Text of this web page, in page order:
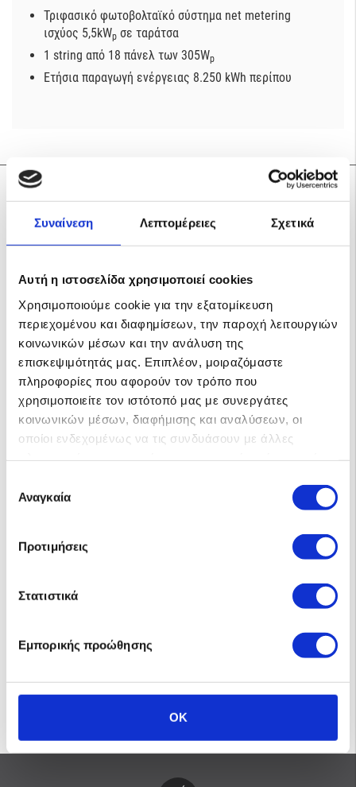
Συναίνεση Λεπτομέρειες Σχετικά
Αυτή η ιστοσελίδα χρησιμοποιεί cookies
Χρησιμοποιούμε cookie για την εξατομίκευση
περιεχομένου και διαφημίσεων, την παροχή λειτουργιών
κοινωνικών μέσων και την ανάλυση της
επισκεψιμότητάς μας. Επιπλέον, μοιραζόμαστε
πληροφορίες που αφορούν τον τρόπο που
χρησιμοποιείτε τον ιστότοπό μας με συνεργάτες
κοινωνικών μέσων, διαφήμισης και αναλύσεων, οι
οποίοι ενδεχομένως να τις συνδυάσουν με άλλες
των υπηρεσιών τους.
συγκατάθεσης
Αναγκαία
Προτιμήσεις
Στατιστικά
Εμπορικής προώθησης
OK
Τριφασικό φωτοβολταϊκό σύστημα net metering
ισχύος 5,5kWp σε ταράτσα
1 string από 18 πάνελ των 305Wp
Ετήσια παραγωγή ενέργειας 8.250 kWh περίπου
Σχετικά προϊόντα
metering αυτοπαραγωγής 5kW. Διαθέτει 2 MPPT εισόδους για
ΤΙΜΗ ΜΕ ΦΠΑ 24%
ΑΓΟΡΆ